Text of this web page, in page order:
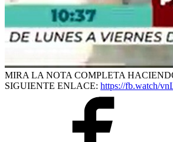
MIRA LA NOTA COMPLETA
SIGUIENTE ENLACE: https://fb.watch/